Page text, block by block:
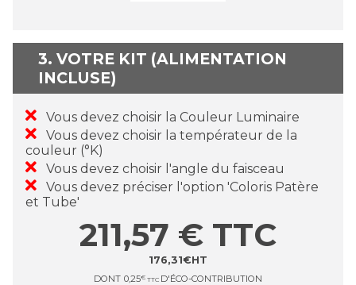
3. VOTRE KIT (ALIMENTATION
INCLUSE)
Vous devez choisir la Couleur Luminaire
Vous devez choisir la températeur de la
couleur (°K)
Vous devez choisir l'angle du faisceau
Vous devez préciser l'option 'Coloris Patère
et Tube'
176,31€HT
211,57 € TTC
DONT 0,25€ TTC D'ÉCO-CONTRIBUTION